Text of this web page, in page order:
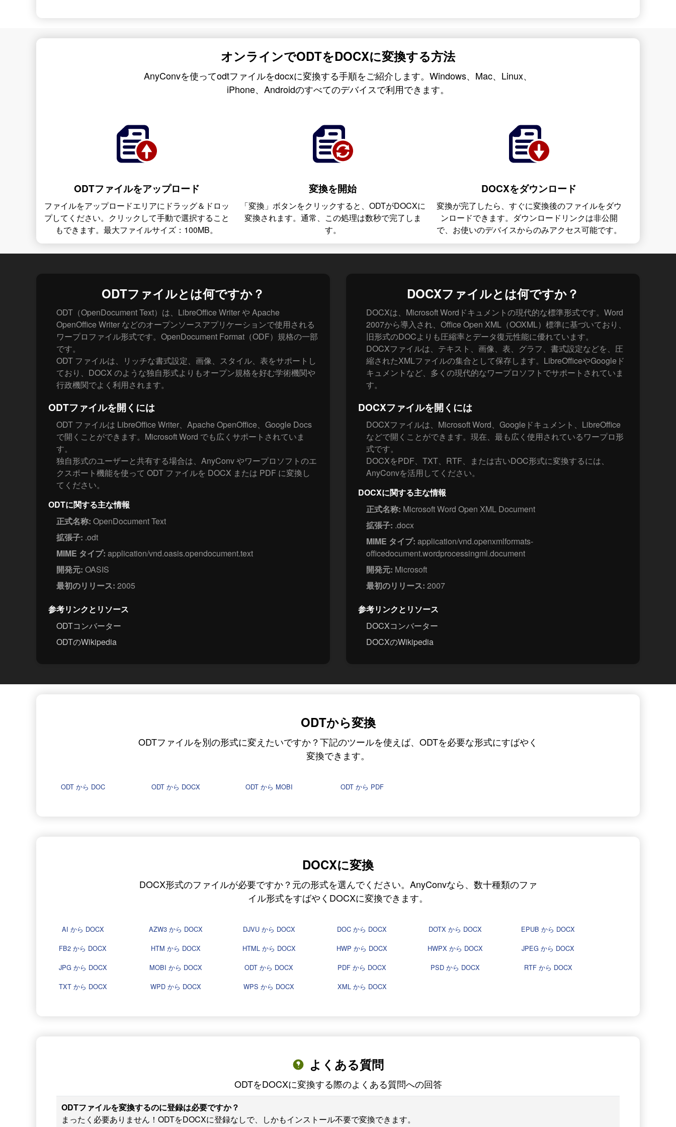
オンラインでODTをDOCXに変換する方法
AnyConvを使ってodtファイルをdocxに変換する手順をご紹介します。Windows、Mac、Linux、
iPhone、Androidのすべてのデバイスで利用できます。
ODTファイルをアップロード
ファイルをアップロードエリアにドラッグ＆ドロッ
プしてください。クリックして手動で選択すること
もできます。最大ファイルサイズ：100MB。
変換を開始
「変換」ボタンをクリックすると、ODTがDOCXに
変換されます。通常、この処理は数秒で完了しま
す。
DOCXをダウンロード
変換が完了したら、すぐに変換後のファイルをダウ
ンロードできます。ダウンロードリンクは非公開
で、お使いのデバイスからのみアクセス可能です。
ODTファイルとは何ですか？
ODT（OpenDocument Text）は、LibreOffice Writer や Apache
OpenOffice Writer などのオープンソースアプリケーションで使用される
ワープロファイル形式です。OpenDocument Format（ODF）規格の一部
です。
ODT ファイルは、リッチな書式設定、画像、スタイル、表をサポートし
ており、DOCX のような独自形式よりもオープン規格を好む学術機関や
行政機関でよく利用されます。
ODTファイルを開くには
ODT ファイルは LibreOffice Writer、Apache OpenOffice、Google Docs
で開くことができます。Microsoft Word でも広くサポートされていま
す。
独自形式のユーザーと共有する場合は、AnyConv やワープロソフトのエ
クスポート機能を使って ODT ファイルを DOCX または PDF に変換し
てください。
ODTに関する主な情報
正式名称: OpenDocument Text
拡張子: .odt
MIME タイプ: application/vnd.oasis.opendocument.text
開発元: OASIS
最初のリリース: 2005
参考リンクとリソース
ODTコンバーター
ODTのWikipedia
DOCXファイルとは何ですか？
DOCXは、Microsoft Wordドキュメントの現代的な標準形式です。Word
2007から導入され、Office Open XML（OOXML）標準に基づいており、
旧形式のDOCよりも圧縮率とデータ復元性能に優れています。
DOCXファイルは、テキスト、画像、表、グラフ、書式設定などを、圧
縮されたXMLファイルの集合として保存します。LibreOfficeやGoogleド
キュメントなど、多くの現代的なワープロソフトでサポートされていま
す。
DOCXファイルを開くには
DOCXファイルは、Microsoft Word、Googleドキュメント、LibreOffice
などで開くことができます。現在、最も広く使用されているワープロ形
式です。
DOCXをPDF、TXT、RTF、または古いDOC形式に変換するには、
AnyConvを活用してください。
DOCXに関する主な情報
正式名称: Microsoft Word Open XML Document
拡張子: .docx
MIME タイプ: application/vnd.openxmlformats-
officedocument.wordprocessingml.document
開発元: Microsoft
最初のリリース: 2007
参考リンクとリソース
DOCXコンバーター
DOCXのWikipedia
ODTから変換
ODTファイルを別の形式に変えたいですか？下記のツールを使えば、ODTを必要な形式にすばやく
変換できます。
ODT から DOC ODT から DOCX ODT から MOBI ODT から PDF
DOCXに変換
DOCX形式のファイルが必要ですか？元の形式を選んでください。AnyConvなら、数十種類のファ
イル形式をすばやくDOCXに変換できます。
AI から DOCX AZW3 から DOCX DJVU から DOCX DOC から DOCX DOTX から DOCX
EPUB から DOCX
FB2 から DOCX
HTM から DOCX HTML から DOCX HWP から DOCX HWPX から DOCX
JPEG から DOCX
JPG から DOCX
MOBI から DOCX ODT から DOCX PDF から DOCX PSD から DOCX
RTF から DOCX
TXT から DOCX
WPD から DOCX WPS から DOCX XML から DOCX
よくある質問
ODTをDOCXに変換する際のよくある質問への回答
ODTファイルを変換するのに登録は必要ですか？
まったく必要ありません！ODTをDOCXに登録なしで、しかもインストール不要で変換できます。